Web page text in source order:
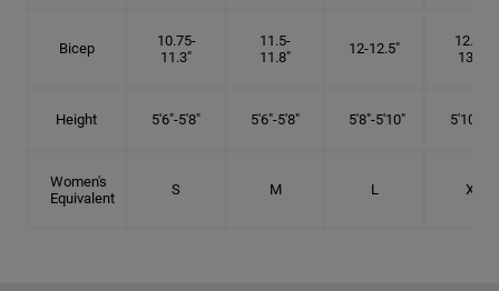
Bicep
10.75-
11.3"
11.5-
11.8"
12-12.5"
12.75-
13.3"
Height 5'6"-5'8" 5'6"-5'8" 5'8"-5'10" 5'10"- 6'
Women's
Equivalent
S M L XL